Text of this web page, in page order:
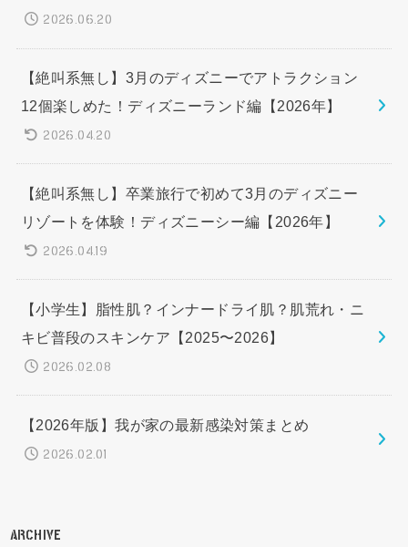
2026.06.20
【絶叫系無し】3月のディズニーでアトラクション
12個楽しめた！ディズニーランド編【2026年】
2026.04.20
【絶叫系無し】卒業旅行で初めて3月のディズニー
リゾートを体験！ディズニーシー編【2026年】
2026.04.19
【小学生】脂性肌？インナードライ肌？肌荒れ・ニ
キビ普段のスキンケア【2025〜2026】
2026.02.08
【2026年版】我が家の最新感染対策まとめ
2026.02.01
ARCHIVE